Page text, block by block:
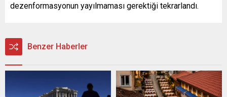
dezenformasyonun yayılmaması gerektiği tekrarlandı.
Benzer Haberler